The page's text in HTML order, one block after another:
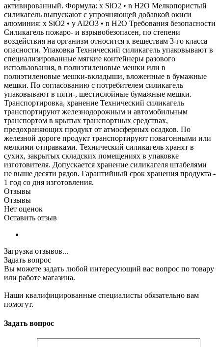
активированный. Формула: x SiO2 • n H2O Мелкопористый
силикагель выпускают с упрочняющей добавкой окиси
алюминия: x SiO2 • y Al2O3 • n H2O Требования безопасности
Силикагель пожаро- и взрывобезопасен, по степени
воздействия на организм относится к веществам 3-го класса
опасности. Упаковка Технический силикагель упаковывают в
специализированные мягкие контейнеры разового
использования, в полиэтиленовые мешки или в
полиэтиленовые мешки-вкладыши, вложенные в бумажные
мешки. По согласованию с потребителем силикагель
упаковывают в пяти-, шестислойные бумажные мешки.
Транспортировка, хранение Технический силикагель
транспортируют железнодорожным и автомобильным
транспортом в крытых транспортных средствах,
предохраняющих продукт от атмосферных осадков. По
железной дороге продукт транспортируют повагонными или
мелкими отправками. Технический силикагель хранят в
сухих, закрытых складских помещениях в упаковке
изготовителя. Допускается хранение силикагеля штабелями
не выше десяти рядов. Гарантийный срок хранения продукта -
1 год со дня изготовления.
Отзывы
Отзывы
Нет оценок
Оставить отзыв
Загрузка отзывов...
Задать вопрос
Вы можете задать любой интересующий вас вопрос по товару
или работе магазина.
Наши квалифицированные специалисты обязательно вам
помогут.
Задать вопрос